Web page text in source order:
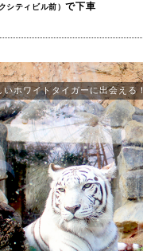
シティビル前）で下車
いホワイトタイガーに出会える！